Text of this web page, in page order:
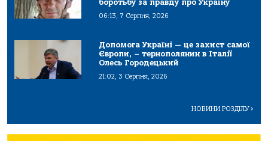
боротьбу за правду про Україну
06:13, 7 Серпня, 2026
Допомога Україні — це захист самої
Європи, – тернополянин в Італії
Олесь Городецький
21:02, 3 Серпня, 2026
НОВИНИ РОЗДІЛУ>